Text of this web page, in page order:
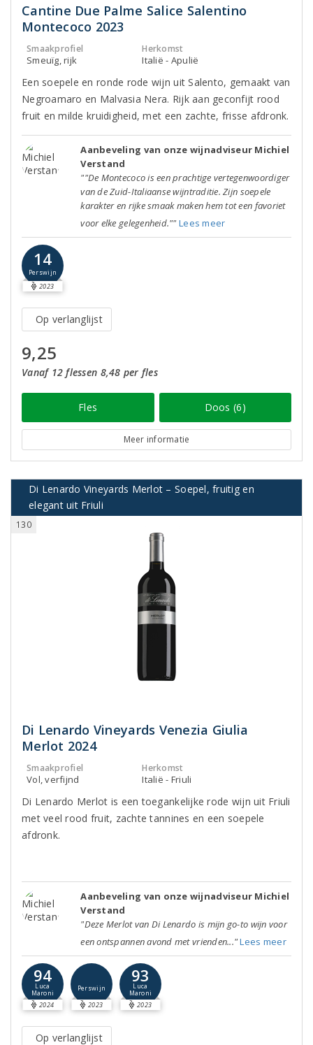
Cantine Due Palme Salice Salentino
Montecoco 2023
Smaakprofiel
Smeuïg, rijk
Herkomst
Italië - Apulië
Een soepele en ronde rode wijn uit Salento, gemaakt van
Negroamaro en Malvasia Nera. Rijk aan geconfijt rood
fruit en milde kruidigheid, met een zachte, frisse afdronk.
Aanbeveling van onze wijnadviseur Michiel
Verstand
""De Montecoco is een prachtige vertegenwoordiger
van de Zuid-Italiaanse wijntraditie. Zijn soepele
karakter en rijke smaak maken hem tot een favoriet
voor elke gelegenheid."" Lees meer
14
Perswijn
2023
Op verlanglijst
9,25
Vanaf 12 flessen 8,48 per fles
Fles Doos (6)
Meer informatie
Di Lenardo Vineyards Merlot – Soepel, fruitig en
elegant uit Friuli
130
Di Lenardo Vineyards Venezia Giulia
Merlot 2024
Smaakprofiel
Vol, verfijnd
Herkomst
Italië - Friuli
Di Lenardo Merlot is een toegankelijke rode wijn uit Friuli
met veel rood fruit, zachte tannines en een soepele
afdronk.
Aanbeveling van onze wijnadviseur Michiel
Verstand
"Deze Merlot van Di Lenardo is mijn go-to wijn voor
een ontspannen avond met vrienden..."Lees meer
94
Luca
Maroni
2024
Perswijn
2023
93
Luca
Maroni
2023
Op verlanglijst